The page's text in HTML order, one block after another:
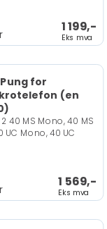
1 199,-
Eks mva
for
(en
40 MS Mono, 40 MS
UC Mono, 40 UC
1 569,-
Eks mva